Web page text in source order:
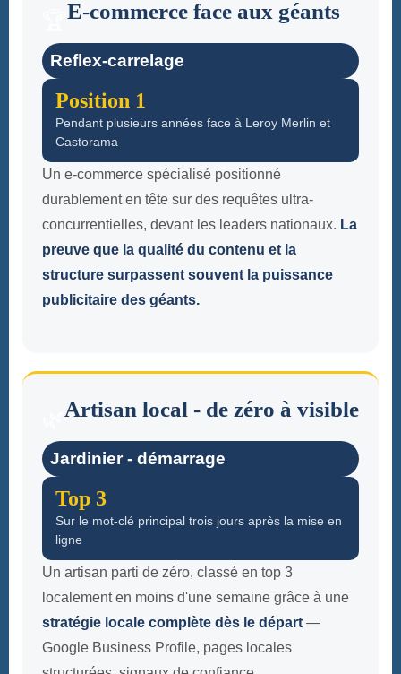
E-commerce face aux géants
Reflex-carrelage
Position 1
Pendant plusieurs années face à Leroy Merlin et
Castorama
Un e-commerce spécialisé positionné
durablement en tête sur des requêtes ultra-
concurrentielles, devant les leaders nationaux. La
preuve que la qualité du contenu et la
structure surpassent souvent la puissance
publicitaire des géants.
Artisan local - de zéro à visible
Jardinier - démarrage
Top 3
Sur le mot-clé principal trois jours après la mise en
ligne
Un artisan parti de zéro, classé en top 3
localement en moins d'une semaine grâce à une
stratégie locale complète dès le départ —
Google Business Profile, pages locales